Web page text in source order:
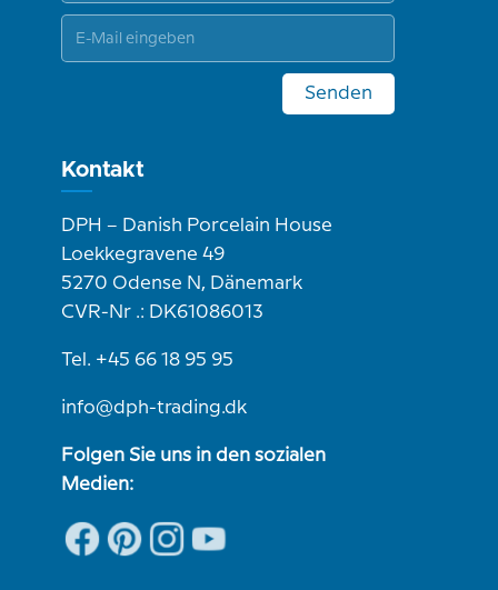
Senden
Kontakt
DPH – Danish Porcelain House
Loekkegravene 49
5270 Odense N, Dänemark
CVR-Nr .: DK61086013
Tel. +45 66 18 95 95
info@dph-trading.dk
Folgen Sie uns in den sozialen
Medien: